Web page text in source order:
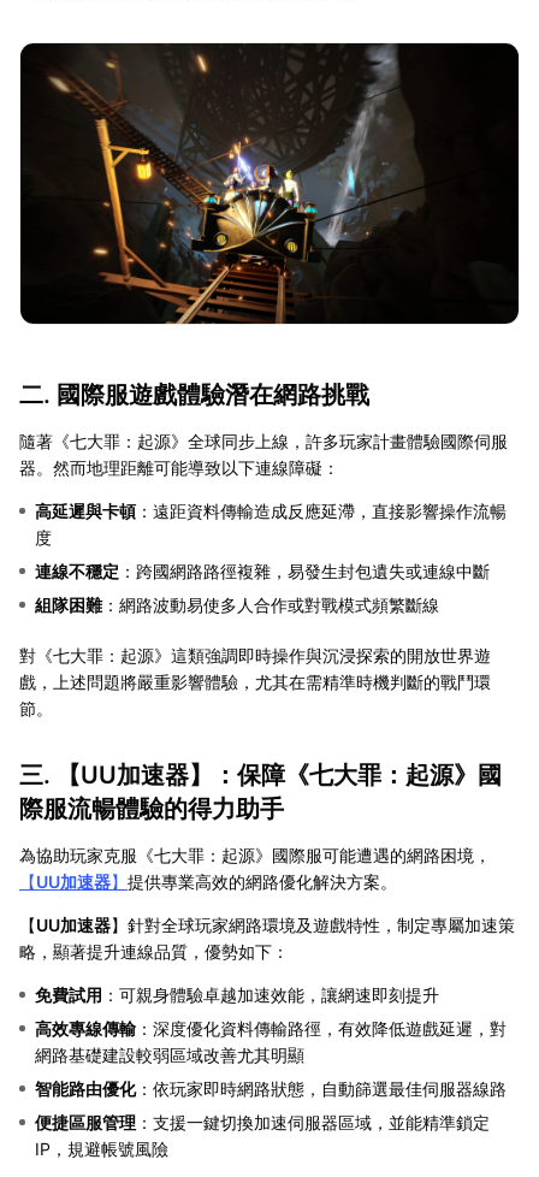
二. 國際服遊戲體驗潛在網路挑戰
隨著《七大罪：起源》全球同步上線，許多玩家計畫體驗國際伺服
器。然而地理距離可能導致以下連線障礙：
高延遲與卡頓：遠距資料傳輸造成反應延滯，直接影響操作流暢
度
連線不穩定 ：跨國網路路徑複雜，易發生封包遺失或連線中斷
組隊困難：網路波動易使多人合作或對戰模式頻繁斷線
對《七大罪：起源》這類強調即時操作與沉浸探索的開放世界遊
戲，上述問題將嚴重影響體驗，尤其在需精準時機判斷的戰鬥環
節。
三. 【UU加速器】：保障《七大罪：起源》國
際服流暢體驗的得力助手
為協助玩家克服《七大罪：起源》國際服可能遭遇的網路困境，
【UU加速器】 提供專業高效的網路優化解決方案。
【UU加速器】針對全球玩家網路環境及遊戲特性，制定專屬加速策
略，顯著提升連線品質，優勢如下：
免費試用 ：可親身體驗卓越加速效能，讓網速即刻提升
高效專線傳輸 ：深度優化資料傳輸路徑，有效降低遊戲延遲，對
網路基礎建設較弱區域改善尤其明顯
智能路由優化：依玩家即時網路狀態，自動篩選最佳伺服器線路
便捷區服管理 ：支援一鍵切換加速伺服器區域，並能精準鎖定
IP，規避帳號風險